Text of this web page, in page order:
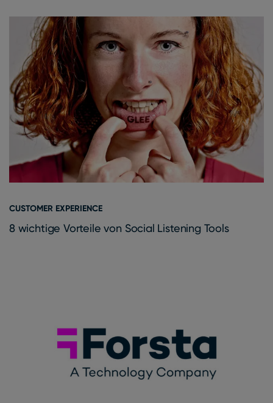
CUSTOMER EXPERIENCE
8 wichtige Vorteile von Social Listening Tools